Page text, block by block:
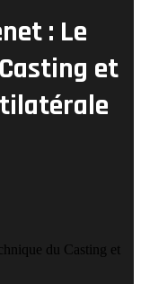
: Le
et
du Casting et